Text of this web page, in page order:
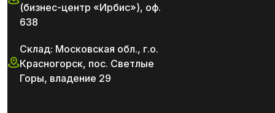
(бизнес-центр «Ирбис»), оф.
638
Склад: Московская обл., г.о.
Красногорск, пос. Светлые
Горы, владение 29